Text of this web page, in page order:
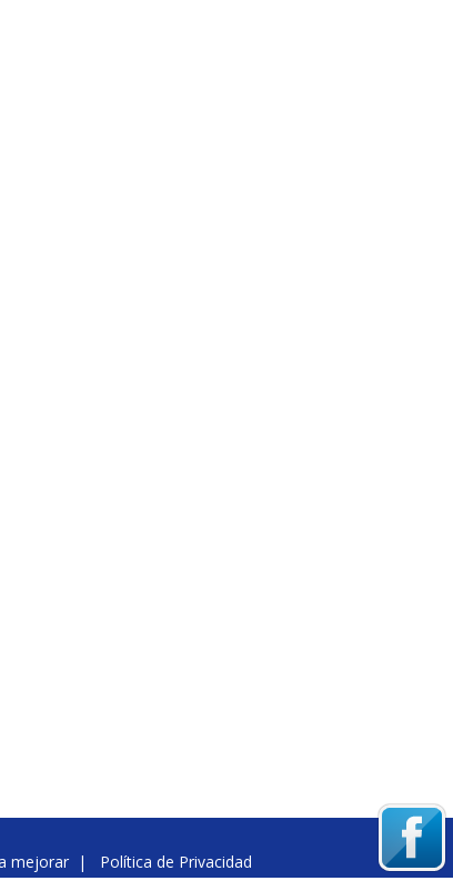
mejorar| Política de Privacidad